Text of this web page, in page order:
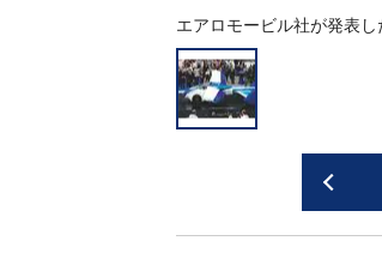
エアロモービル社が発表し